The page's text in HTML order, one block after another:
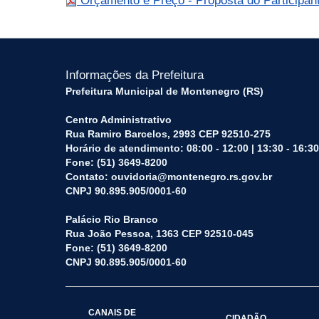
Informações da Prefeitura
Prefeitura Municipal de Montenegro (RS)
Centro Administrativo
Rua Ramiro Barcelos, 2993 CEP 92510-275
Horário de atendimento: 08:00 - 12:00 | 13:30 - 16:30
Fone: (51) 3649-8200
Contato: ouvidoria@montenegro.rs.gov.br
CNPJ 90.895.905/0001-60
Palácio Rio Branco
Rua João Pessoa, 1363 CEP 92510-045
Fone: (51) 3649-8200
CNPJ 90.895.905/0001-60
CANAIS DE